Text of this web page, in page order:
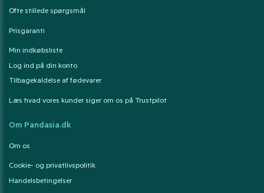
Ofte stillede spørgsmål
Prisgaranti
Min indkøbsliste
Log ind på din konto
Tilbagekaldelse af fødevarer
Læs hvad vores kunder siger om os på Trustpilot
Om Pandasia.dk
Om os
Cookie- og privatlivspolitik
Handelsbetingelser